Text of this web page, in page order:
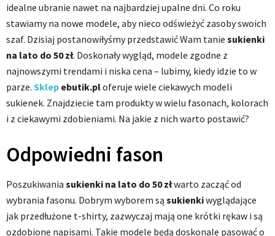
idealne ubranie nawet na najbardziej upalne dni. Co roku
stawiamy na nowe modele, aby nieco odświeżyć zasoby swoich
szaf. Dzisiaj postanowiłyśmy przedstawić Wam tanie sukienki
na lato do 50 zł. Doskonały wygląd, modele zgodne z
najnowszymi trendami i niska cena – lubimy, kiedy idzie to w
parze. Sklep ebutik.ploferuje wiele ciekawych modeli
sukienek. Znajdziecie tam produkty w wielu fasonach, kolorach
i z ciekawymi zdobieniami. Na jakie z nich warto postawić?
Odpowiedni fason
Poszukiwania sukienki na lato do 50 złwarto zacząć od
wybrania fasonu. Dobrym wyborem są sukienkiwyglądające
jak przedłużone t-shirty, zazwyczaj mają one krótki rękaw i są
ozdobione napisami. Takie modele będą doskonale pasować o